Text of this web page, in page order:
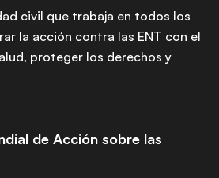
civil que trabaja en todos los
la acción contra las ENT con el
proteger los derechos y
de Acción sobre las